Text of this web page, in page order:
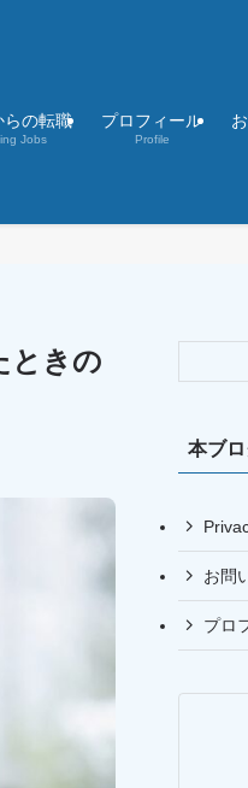
らの転職
Jobs
プロフィール
Profile
ときの
本ブ
お問
プロ